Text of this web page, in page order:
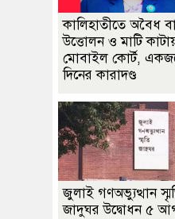
কালিহাতীতে অবৈধ
উত্তোলন ও মাটি
মোবাইল কোর্ট,
দিনের কারাদণ্ড
জুলাই গণঅভ্যুত্থান
জাদুঘর উদ্বোধন ৫